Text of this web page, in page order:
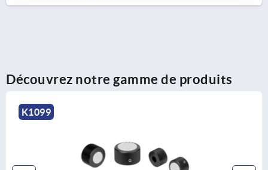
Découvrez notre gamme de produits
K1099